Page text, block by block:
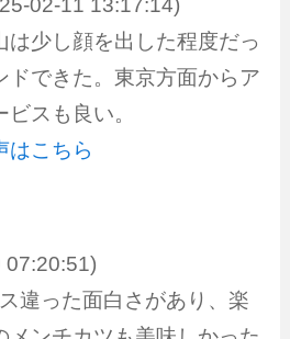
02-11 13:17:14)
は少し顔を出した程度だっ
ドできた。東京方面からア
スも良い。
はこちら
07:20:51)
違った面白さがあり、楽